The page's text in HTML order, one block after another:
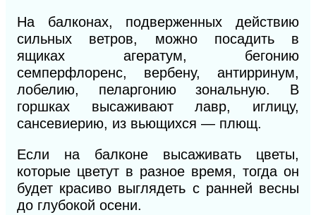
На балконах, подверженных действию
сильных ветров, можно посадить в
ящиках агератум, бегонию
семперфлоренс, вербену, антирринум,
лобелию, пеларгонию зональную. В
горшках высаживают лавр, иглицу,
сансевиерию, из вьющихся — плющ.
Если на балконе высаживать цветы,
которые цветут в разное время, тогда он
будет красиво выглядеть с ранней весны
до глубокой осени.